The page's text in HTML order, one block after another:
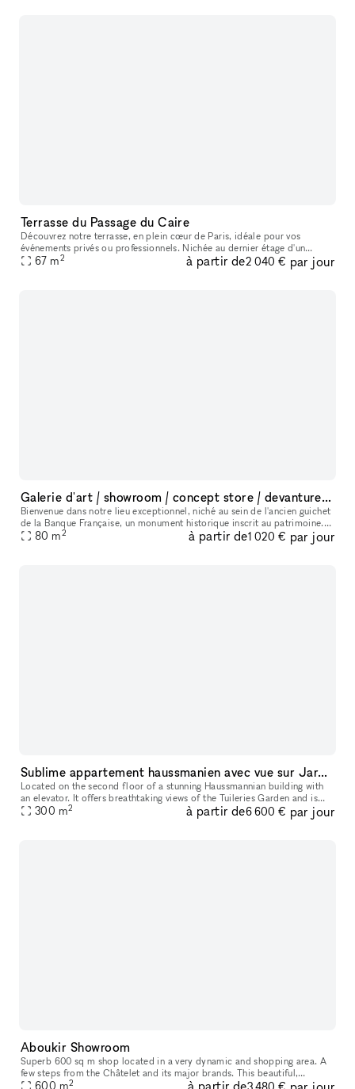
Terrasse du Passage du Caire
Découvrez notre terrasse, en plein cœur de Paris, idéale pour vos
événements privés ou professionnels. Nichée au dernier étage d'un
immeuble typiquement parisien, cette terrasse chaleureuse et végét
67 m2 à partir de2 040 € par jour
Galerie d'art / showroom / concept store / devanture Monument Historique
Bienvenue dans notre lieu exceptionnel, niché au sein de l'ancien guichet
de la Banque Française, un monument historique inscrit au patrimoine.
Cet espace polyvalent offre une variété d'options pour
80 m2 à partir de1 020 € par jour
Sublime appartement haussmanien avec vue sur Jardin de Tuileries
Located on the second floor of a stunning Haussmannian building with
an elevator. It offers breathtaking views of the Tuileries Garden and is
just steps away from Place de la Concorde. This spacious,
300 m2 à partir de6 600 € par jour
Aboukir Showroom
Superb 600 sq m shop located in a very dynamic and shopping area. A
few steps from the Châtelet and its major brands. This beautiful,
perfectly modular, well-equipped space of 80m² and composed of t
600 m2